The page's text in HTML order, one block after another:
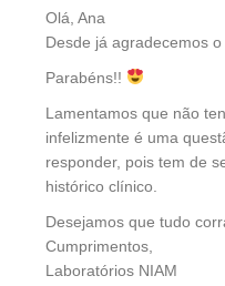
Olá, Ana
Desde já agradecemos o
Parabéns!!
Lamentamos que não
infelizmente é uma
responder, pois tem de
histórico clínico.
Desejamos que tudo
Cumprimentos,
Laboratórios NIAM